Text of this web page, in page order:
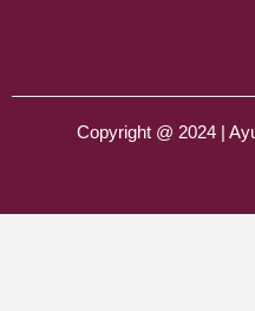
Copyright @ 2024 |